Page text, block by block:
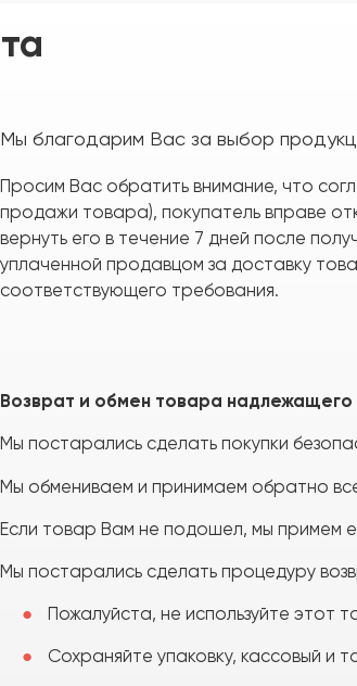
Мы благодарим Вас за выбор
Просим Вас обратить внимание, что
продажи товара), покупатель вправе
вернуть его в течение 7 дней после
уплаченной продавцом за доставку
соответствующего требования.
Возврат и обмен товара надлежащего
Мы постарались сделать покупки
Мы обмениваем и принимаем обратно
Если товар Вам не подошел, мы примем
Мы постарались сделать процедуру
Пожалуйста, не используйте этот
Сохраняйте упаковку, кассовый и